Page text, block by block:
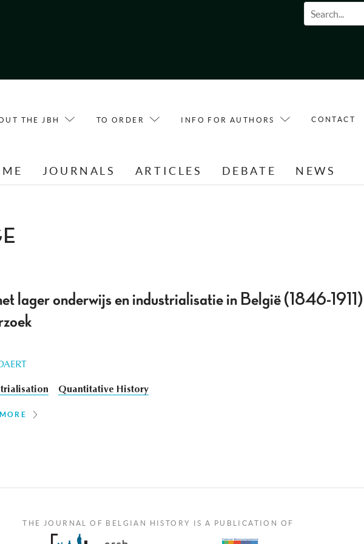
Search
THE JBH TO ORDER INFO FOR AUTHORS CONTACT
JOURNALS ARTICLES DEBATE NEWS
lager onderwijs en industrialisatie in België (1846-
Quantitative History
THE JOURNAL OF BELGIAN HISTORY IS A PUBLICATION OF